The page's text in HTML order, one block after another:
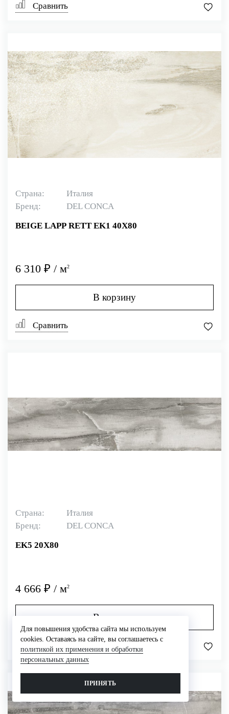
Сравнить
Страна:
Италия
Бренд:
DEL CONCA
BEIGE LAPP RETT EK1 40X80
6 310 ₽ / м2
В корзину
Сравнить
Страна:
Италия
Бренд:
DEL CONCA
EK5 20X80
4 666 ₽ / м2
В корзину
Сравнить
Для повышения удобства сайта мы используем
cookies. Оставаясь на сайте, вы соглашаетесь с
политикой их применения и обработки
персональных данных
ПРИНЯТЬ